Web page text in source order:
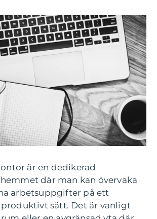
är en dedikerad
där man kan övervaka
arbetsuppgifter på ett
sätt. Det är vanligt